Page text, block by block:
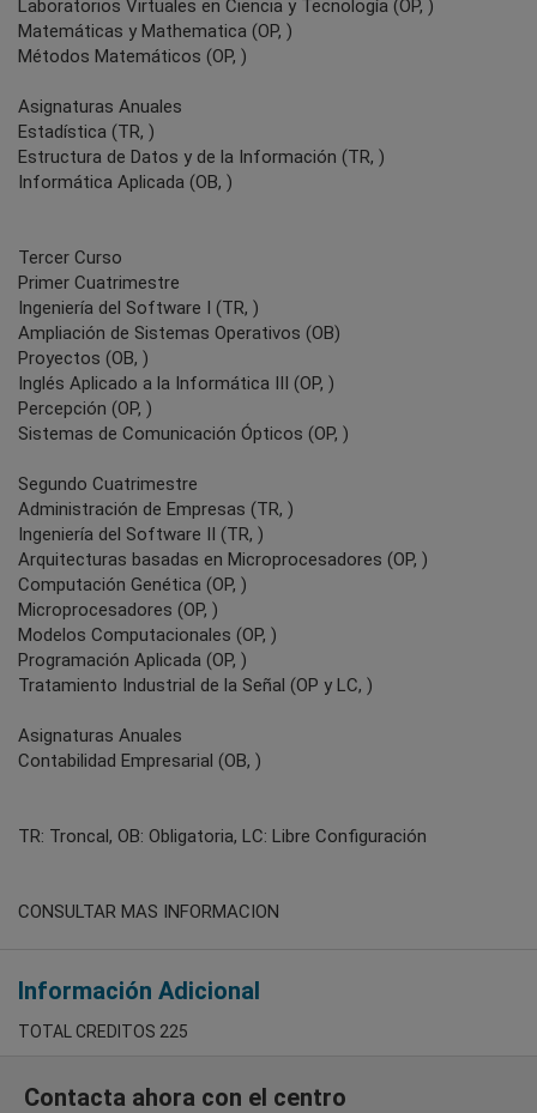
Laboratorios Virtuales en Ciencia y Tecnología (OP, )
Matemáticas y Mathematica (OP, )
Métodos Matemáticos (OP, )
Asignaturas Anuales
Estadística (TR, )
Estructura de Datos y de la Información (TR, )
Informática Aplicada (OB, )
Tercer Curso
Primer Cuatrimestre
Ingeniería del Software I (TR, )
Ampliación de Sistemas Operativos (OB)
Proyectos (OB, )
Inglés Aplicado a la Informática III (OP, )
Percepción (OP, )
Sistemas de Comunicación Ópticos (OP, )
Segundo Cuatrimestre
Administración de Empresas (TR, )
Ingeniería del Software II (TR, )
Arquitecturas basadas en Microprocesadores (OP, )
Computación Genética (OP, )
Microprocesadores (OP, )
Modelos Computacionales (OP, )
Programación Aplicada (OP, )
Tratamiento Industrial de la Señal (OP y LC, )
Asignaturas Anuales
Contabilidad Empresarial (OB, )
TR: Troncal, OB: Obligatoria, LC: Libre Configuración
CONSULTAR MAS INFORMACION
Información Adicional
TOTAL CREDITOS 225
Contacta ahora con el centro